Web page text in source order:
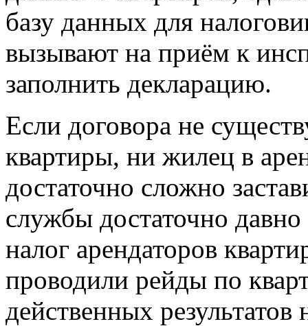
базу данных для
вызывают на приём к
заполнить декларацию.
Если договора не
квартиры, ни жилец в
достаточно сложно
службы достаточно давно
налог арендаторов
проводили рейды по
действенных результатов